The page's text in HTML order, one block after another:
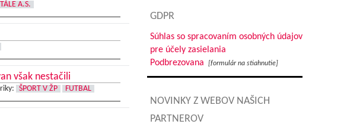
TÁLE A.S.
však nestačili
ŠPORT V ŽP FUTBAL
GDPR
Súhlas so spracovaním osobných údajov
pre účely zasielania
Podbrezovana
[formulár na stiahnutie]
NOVINKY Z WEBOV NAŠICH
PARTNEROV